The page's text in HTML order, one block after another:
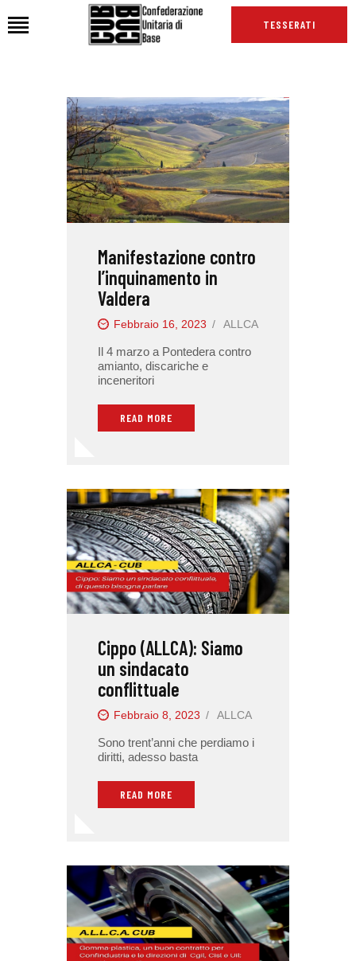
TESSERATI
HOME
CHI SIAMO
SEDI
NEWS
PODCAST CUB
INTERNAZIONALE
RASSEGNA STAMPA
Manifestazione contro
l’inquinamento in
Valdera
Febbraio 16, 2023 ALLCA
Il 4 marzo a Pontedera contro
amianto, discariche e
inceneritori
READ MORE
Cippo (ALLCA): Siamo
un sindacato
conflittuale
Febbraio 8, 2023 ALLCA
Sono trent’anni che perdiamo i
diritti, adesso basta
READ MORE